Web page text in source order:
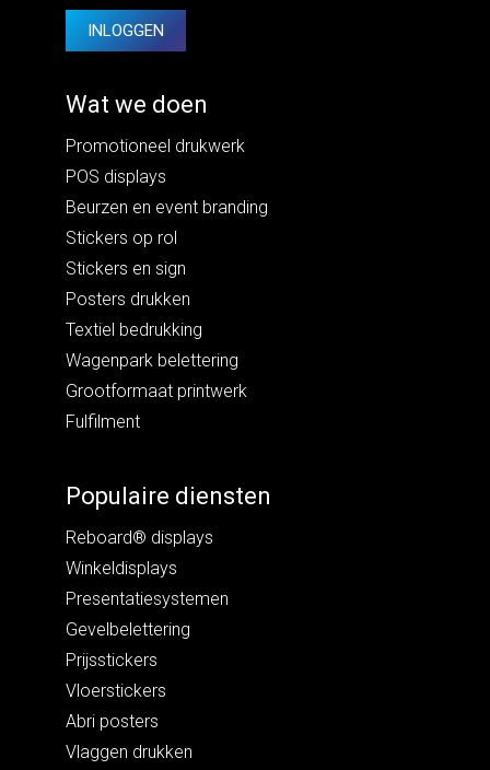
INLOGGEN
Wat we doen
Promotioneel drukwerk
POS displays
Beurzen en event branding
Stickers op rol
Stickers en sign
Posters drukken
Textiel bedrukking
Wagenpark belettering
Grootformaat printwerk
Fulfilment
Populaire diensten
Reboard® displays
Winkeldisplays
Presentatiesystemen
Gevelbelettering
Prijsstickers
Vloerstickers
Abri posters
Vlaggen drukken